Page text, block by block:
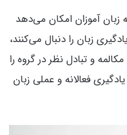
آموزان امکان می‌دهد
زبان را دنبال می‌کنند،
و تبادل نظر در گروه را
فعالانه و عملی زبان